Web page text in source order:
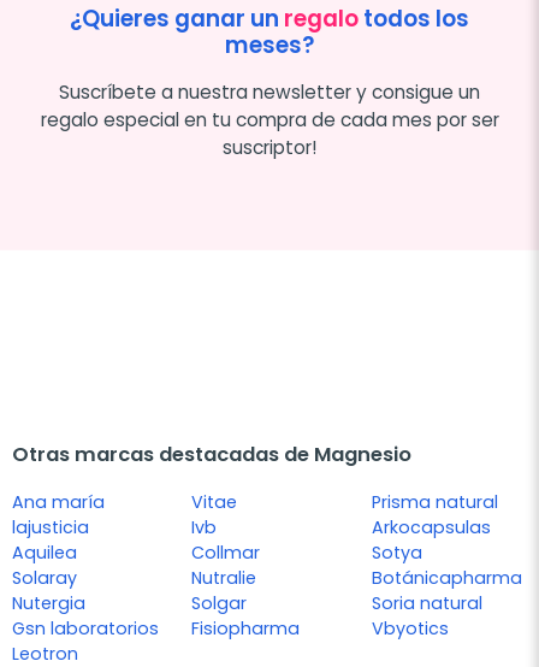
¿Quieres ganar un regalotodos los
meses?
Suscríbete a nuestra newsletter y consigue un
regalo especial en tu compra de cada mes por ser
suscriptor!
Otras marcas destacadas de Magnesio
Ana maría
lajusticia
Aquilea
Solaray
Nutergia
Gsn laboratorios
Leotron
Vitae
Ivb
Collmar
Nutralie
Solgar
Fisiopharma
Prisma natural
Arkocapsulas
Sotya
Botánicapharma
Soria natural
Vbyotics